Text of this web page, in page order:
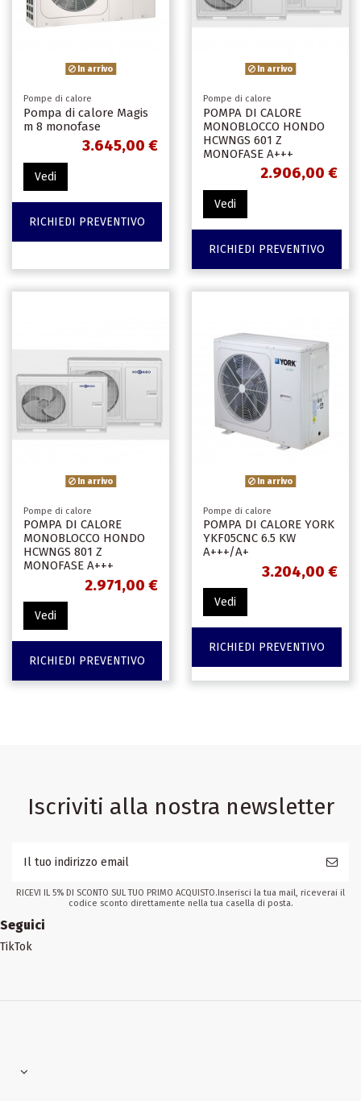
In arrivo
Pompe di calore
Pompa di calore Magis
m 8 monofase
3.645,00 €
Vedi
RICHIEDI PREVENTIVO
In arrivo
Pompe di calore
POMPA DI CALORE
MONOBLOCCO HONDO
HCWNGS 601 Z
MONOFASE A+++
2.906,00 €
Vedi
RICHIEDI PREVENTIVO
In arrivo
Pompe di calore
POMPA DI CALORE
MONOBLOCCO HONDO
HCWNGS 801 Z
MONOFASE A+++
2.971,00 €
Vedi
RICHIEDI PREVENTIVO
In arrivo
Pompe di calore
POMPA DI CALORE YORK
YKF05CNC 6.5 KW
A+++/A+
3.204,00 €
Vedi
RICHIEDI PREVENTIVO
Iscriviti alla nostra newsletter
RICEVI IL 5% DI SCONTO SUL TUO PRIMO ACQUISTO.Inserisci la tua mail, riceverai il
codice sconto direttamente nella tua casella di posta.
Seguici
TikTok